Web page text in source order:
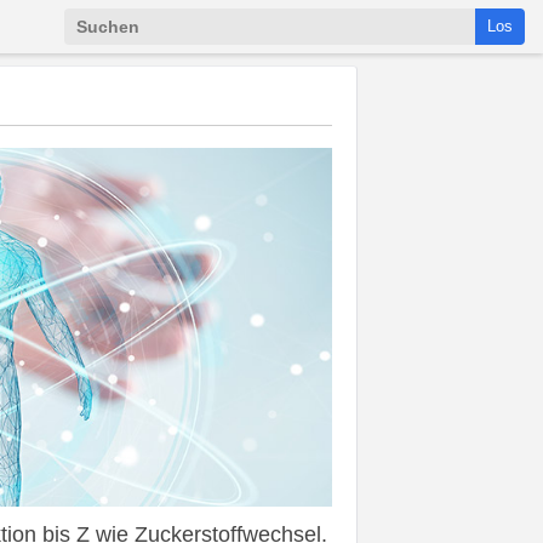
Los
bis Z wie Zuckerstoffwechsel.